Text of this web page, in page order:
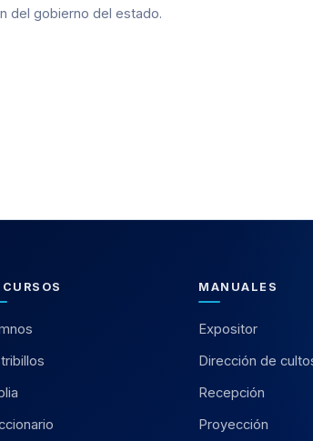
del gobierno del estado.
MANUALES
Expositor
Dirección de
Recepción
Proyección